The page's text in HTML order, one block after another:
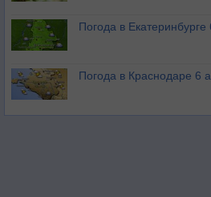
Погода в Екатеринбурге
Погода в Краснодаре 6